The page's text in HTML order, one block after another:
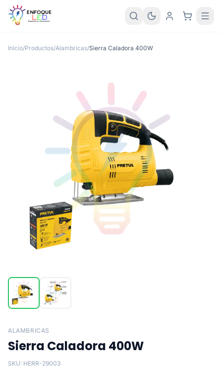
Inicio/Productos/Alambricas/Sierra Caladora 400W
ALAMBRICAS
Sierra Caladora 400W
SKU: HERR-29003